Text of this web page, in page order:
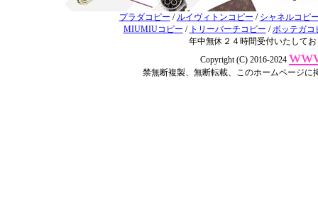
プラダコピー / ルイヴィトンコピー / シャネルコピ
MIUMIUコピー / トリーバーチコピー /ボッテガコ
年中無休２４時間受付いたして
Copyright (C) 2016-2024
禁無断複製、無断転載、このホームページ